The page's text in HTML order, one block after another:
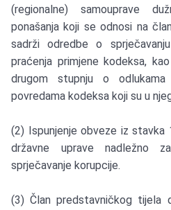
(regionalne) samouprave
ponašanja koji se odnosi na
sadrži odredbe o
praćenja primjene kodeksa,
drugom stupnju o
povredama kodeksa koji su u
(2) Ispunjenje obveze iz
državne uprave nadležno
sprječavanje korupcije.
(3) Član predstavničkog tijela